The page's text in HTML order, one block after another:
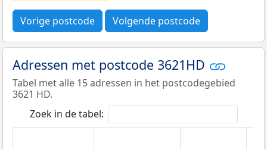
Vorige postcode Volgende postcode
Adressen met postcode 3621HD
Tabel met alle 15 adressen in het postcodegebied
3621 HD.
Zoek in de tabel: